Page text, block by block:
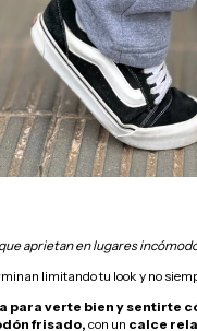
aprietan en lugares
limitando tu look y no
para verte bien y sentirte
frisado, con un calce